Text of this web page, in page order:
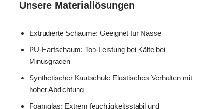
Unsere Materiallösungen
Extrudierte Schäume: Geeignet für Nässe
PU-Hartschaum: Top-Leistung bei Kälte bei
Minusgraden
Synthetischer Kautschuk: Elastisches Verhalten mit
hoher Abdichtung
Foamglas: Extrem feuchtigkeitsstabil und